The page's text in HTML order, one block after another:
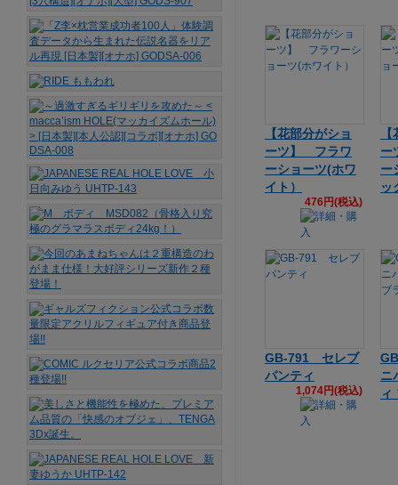
【花部分がショ
ーツ】 フラワ
ーショーツ(ホワ
イト）
476円(税込)
ー
ー
ッ
GB-791 セレブ
パンティ
1,074円(税込)
ニ
ィ